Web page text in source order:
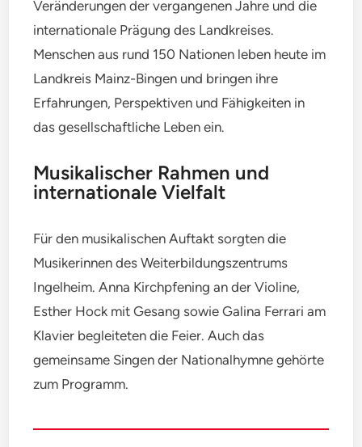
Veränderungen der vergangenen Jahre und die
internationale Prägung des Landkreises.
Menschen aus rund 150 Nationen leben heute im
Landkreis Mainz-Bingen und bringen ihre
Erfahrungen, Perspektiven und Fähigkeiten in
das gesellschaftliche Leben ein.
Musikalischer Rahmen und
internationale Vielfalt
Für den musikalischen Auftakt sorgten die
Musikerinnen des Weiterbildungszentrums
Ingelheim. Anna Kirchpfening an der Violine,
Esther Hock mit Gesang sowie Galina Ferrari am
Klavier begleiteten die Feier. Auch das
gemeinsame Singen der Nationalhymne gehörte
zum Programm.